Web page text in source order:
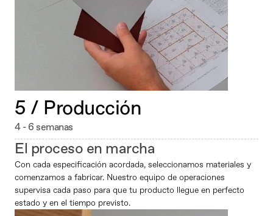
5 / Producción
4 - 6 semanas
El proceso en marcha
Con cada especificación acordada, seleccionamos materiales y
comenzamos a fabricar. Nuestro equipo de operaciones
supervisa cada paso para que tu producto llegue en perfecto
estado y en el tiempo previsto.